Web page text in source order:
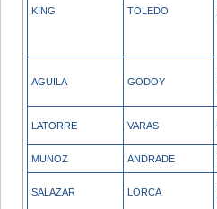
KING TOLEDO
AGUILA GODOY
LATORRE VARAS
MUNOZ ANDRADE
SALAZAR LORCA